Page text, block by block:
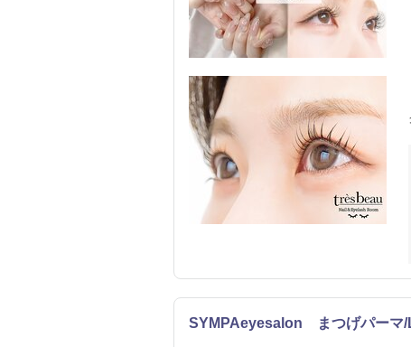
SYMPAeyesalon まつげパーマ/